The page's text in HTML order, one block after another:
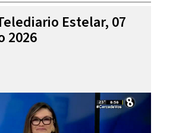
Estelar, 07
2026